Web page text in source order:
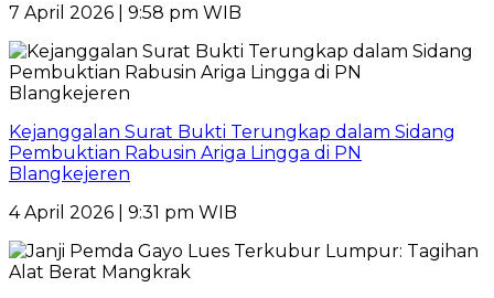
7 April 2026 | 9:58 pm WIB
Kejanggalan Surat Bukti Terungkap dalam Sidang
Pembuktian Rabusin Ariga Lingga di PN
Blangkejeren
4 April 2026 | 9:31 pm WIB